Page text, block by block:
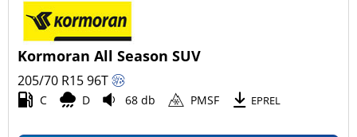
Kormoran All Season SUV
205/70 R1596T
C D 68 db PMSF EPREL